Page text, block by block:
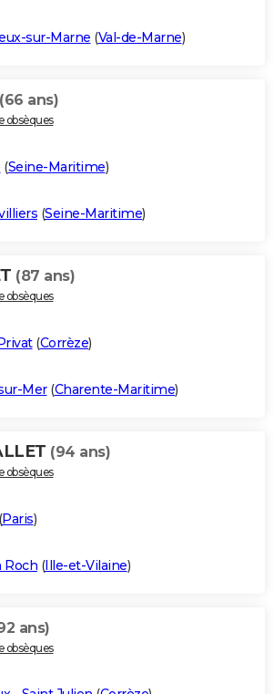
sur-Marne (Val-de-Marne)
(66 ans)
obsèques
(Seine-Maritime)
(Seine-Maritime)
(87 ans)
obsèques
(Corrèze)
Mer(Charente-Maritime)
(94 ans)
obsèques
(Paris)
Roch (Ille-et-Vilaine)
ans)
obsèques